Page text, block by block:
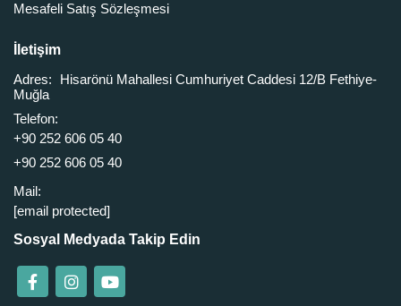
Mesafeli Satış Sözleşmesi
İletişim
Adres:
Hisarönü Mahallesi Cumhuriyet Caddesi 12/B Fethiye-
Muğla
Telefon:
+90 252 606 05 40
+90 252 606 05 40
Mail:
[email protected]
Sosyal Medyada Takip Edin